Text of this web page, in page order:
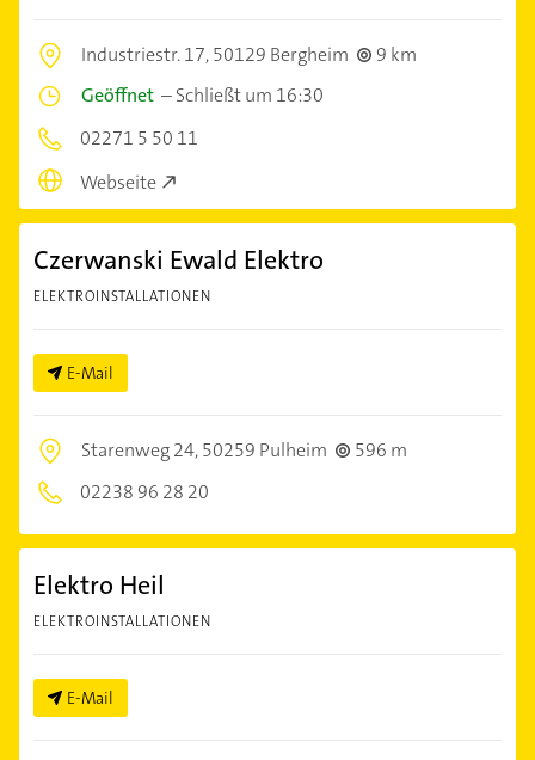
Industriestr. 17,50129 Bergheim
9 km
Geöffnet –Schließt um 16:30
02271 5 50 11
Webseite
Czerwanski Ewald Elektro
ELEKTROINSTALLATIONEN
E-Mail
Starenweg 24,50259 Pulheim
596 m
02238 96 28 20
Elektro Heil
ELEKTROINSTALLATIONEN
E-Mail